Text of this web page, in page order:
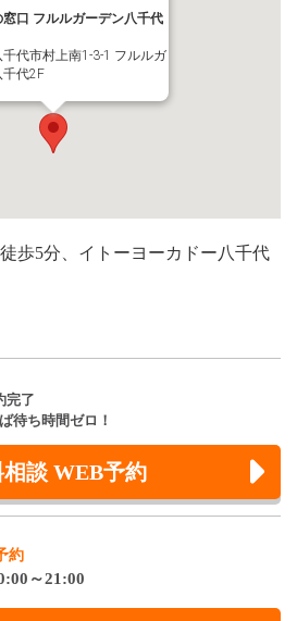
口 フルルガーデン八千代
代市村上南1-3-1 フルルガ
千代2F
歩5分、イトーヨーカドー八千代
完了
待ち時間ゼロ！
談 WEB予約
約
～21:00